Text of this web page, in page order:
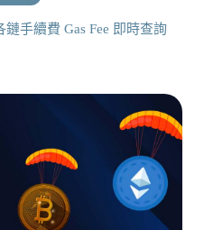
手續費 Gas Fee 即時查詢